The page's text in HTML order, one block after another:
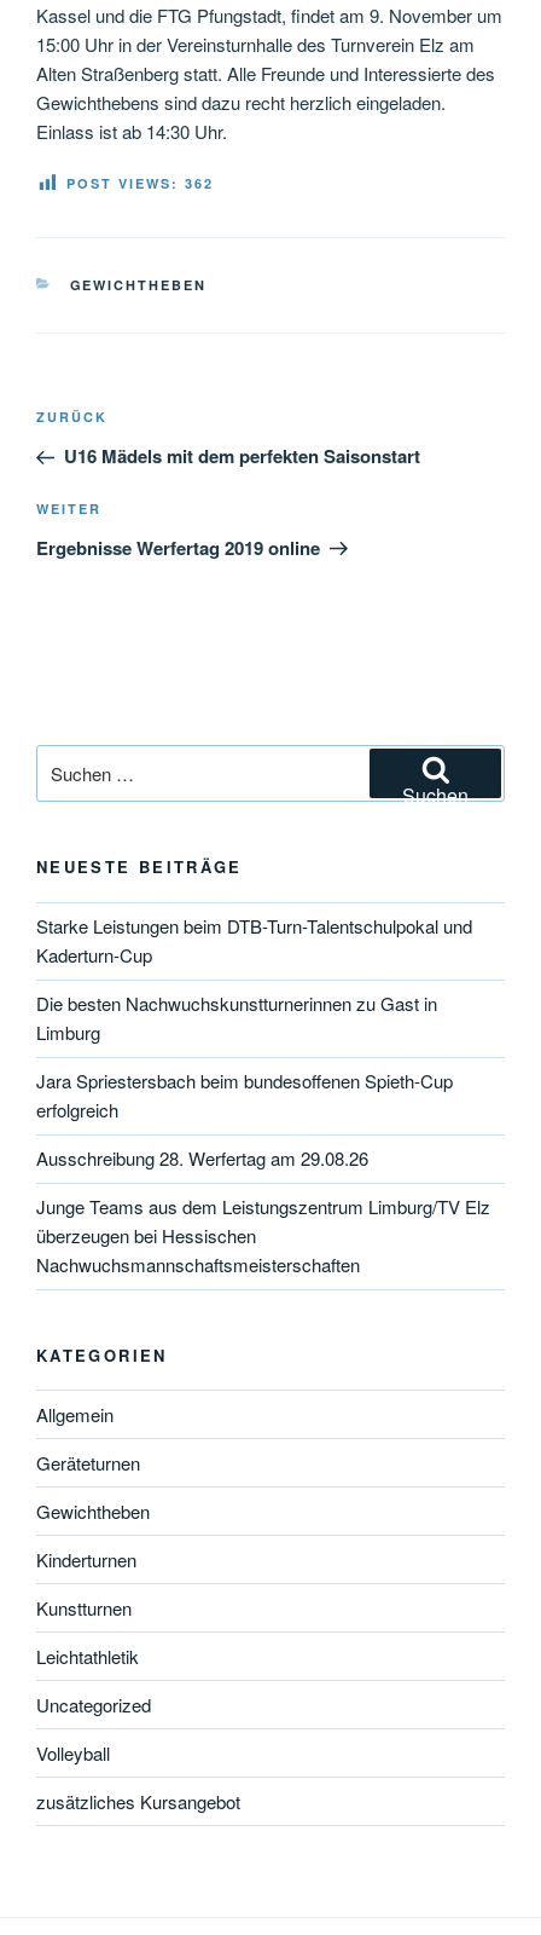
Kassel und die FTG Pfungstadt, findet am 9. November um
15:00 Uhr in der Vereinsturnhalle des Turnverein Elz am
Alten Straßenberg statt. Alle Freunde und Interessierte des
Gewichthebens sind dazu recht herzlich eingeladen.
Einlass ist ab 14:30 Uhr.
POST VIEWS: 362
KATEGORIEN
GEWICHTHEBEN
Beitragsnavigation
Vorheriger
Beitrag
ZURÜCK
U16 Mädels mit dem perfekten Saisonstart
Nächster
Beitrag
WEITER
Ergebnisse Werfertag 2019 online
nach:
Suchen
NEUESTE BEITRÄGE
Starke Leistungen beim DTB-Turn-Talentschulpokal und
Kaderturn-Cup
Die besten Nachwuchskunstturnerinnen zu Gast in
Limburg
Jara Spriestersbach beim bundesoffenen Spieth-Cup
erfolgreich
Ausschreibung 28. Werfertag am 29.08.26
Junge Teams aus dem Leistungszentrum Limburg/TV Elz
überzeugen bei Hessischen
Nachwuchsmannschaftsmeisterschaften
KATEGORIEN
Allgemein
Geräteturnen
Gewichtheben
Kinderturnen
Kunstturnen
Leichtathletik
Uncategorized
Volleyball
zusätzliches Kursangebot